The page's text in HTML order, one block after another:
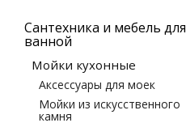
Сантехника и мебель для
ванной
Мойки кухонные
Аксессуары для моек
Мойки из искусственного
камня